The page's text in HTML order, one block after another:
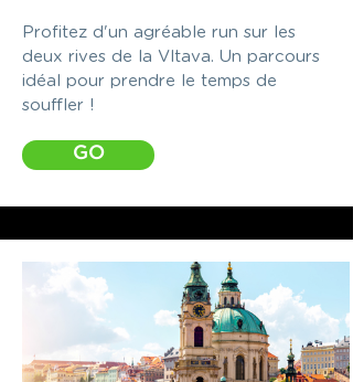
Profitez d'un agréable run sur les
deux rives de la Vltava. Un parcours
idéal pour prendre le temps de
souffler !
GO